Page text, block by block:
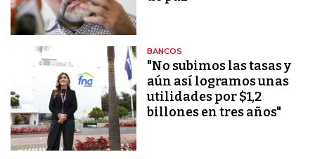
BANCOS
"No subimos las tasas y
aún así logramos unas
utilidades por $1,2
billones en tres años"